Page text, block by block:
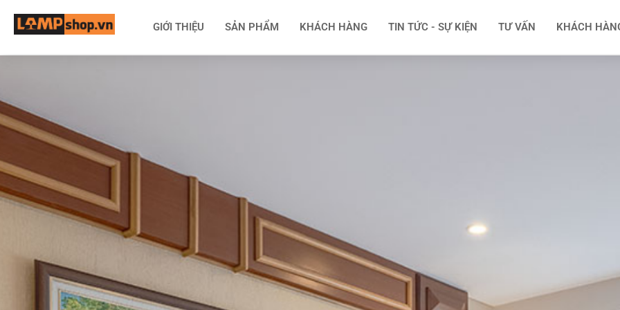
GIỚI THIỆU SẢN PHẨM KHÁCH HÀNG TIN TỨC - SỰ KIỆN TƯ VẤN KHÁCH